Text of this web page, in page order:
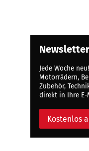
Newsletter
Jede Woche
Motorrädern,
Zubehör,
direkt in Ihre E-
Kostenlos